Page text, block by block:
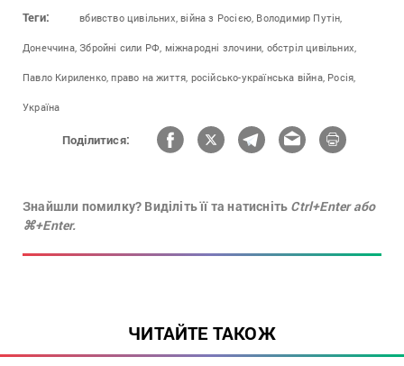
Теги: вбивство цивільних, війна з Росією, Володимир Путін,
Донеччина, Збройні сили РФ, міжнародні злочини, обстріл цивільних,
Павло Кириленко, право на життя, російсько-українська війна, Росія,
Україна
Поділитися:
Знайшли помилку? Виділіть її та натисніть Ctrl+Enter або
⌘+Enter.
ЧИТАЙТЕ ТАКОЖ